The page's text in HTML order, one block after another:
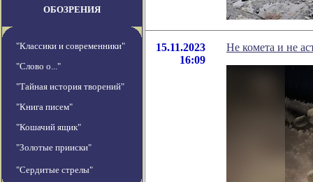
ОБОЗРЕНИЯ
"Классики и современники"
"Слово о..."
"Тайная история творений"
"Книга писем"
"Кошачий ящик"
"Золотые прииски"
"Сердитые стрелы"
15.11.2023
16:09
Не комета и не